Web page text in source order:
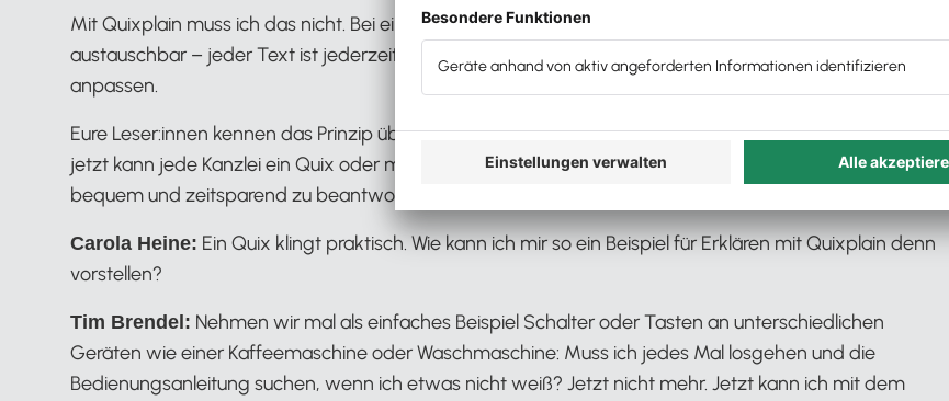
Mit Quixplain muss ich das nicht. Bei einem Quix, denn so nenen wir es, ist jedes Bild im Hintergrund
austauschbar – jeder Text ist jederzeit anpassbar. So kann ich meine Inhalte beliebig und zeitsparend
anpassen.
Eure Leser:innen kennen das Prinzip übrigens wahrscheinlich bereits von den DATEV Klick-Tutorials, und
jetzt kann jede Kanzlei ein Quix oder mehrere nutzen, um wiederkehrende Mandant:innenfragen
bequem und zeitsparend zu beantworten.
Carola Heine: Ein Quix klingt praktisch. Wie kann ich mir so ein Beispiel für Erklären mit Quixplain denn
vorstellen?
Tim Brendel: Nehmen wir mal als einfaches Beispiel Schalter oder Tasten an unterschiedlichen
Geräten wie einer Kaffeemaschine oder Waschmaschine: Muss ich jedes Mal losgehen und die
Bedienungsanleitung suchen, wenn ich etwas nicht weiß? Jetzt nicht mehr. Jetzt kann ich mit dem